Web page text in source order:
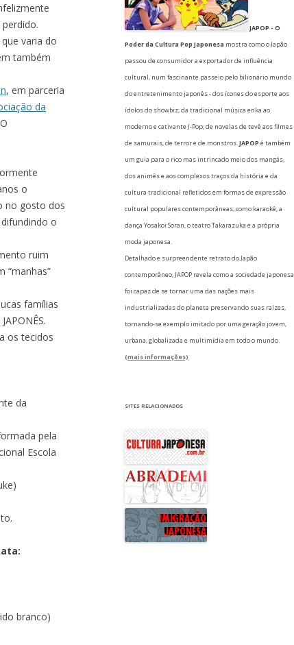
varia do
também
, em parceria
da
o
no gosto dos
o
ruim
“manhas”
famílias
os tecidos
da
pela
Escola
branco)
JAPOP - O
Poder da Cultura Pop Japonesa mostra como o Japão
passou de consumidor a exportador de influência
cultural, num fascinante passeio pelo bilionário mundo
do entretenimento japonês - dos ícones do esporte aos
ídolos do showbiz; da tradicional música enka ao
moderno e cativante J-Pop; de novelas de tevê aos filmes
de samurais, de terror e de monstros.JAPOP é também
um guia para o rico mas intrincado meio dos mangás,
dos animês e aos complexos traços da história e da
cultura tradicional refletidos em formas de expressão
cultural populares contemporâneas, como karaokê, a
dança Yosakoi Soran, o teatro Takarazuka e a própria
moda japonesa.
Detalhado e surpreendente retrato do Japão
contemporâneo, JAPOP revela como a sociedade japonesa
foi capaz de se tornar uma das nações mais
industrializadas do planeta preservando suas raízes,
tornando-se exemplo imitado por uma geração jovem,
urbana, globalizada e multimídia em todo o mundo.
(mais informações)
SITES RELACIONADOS